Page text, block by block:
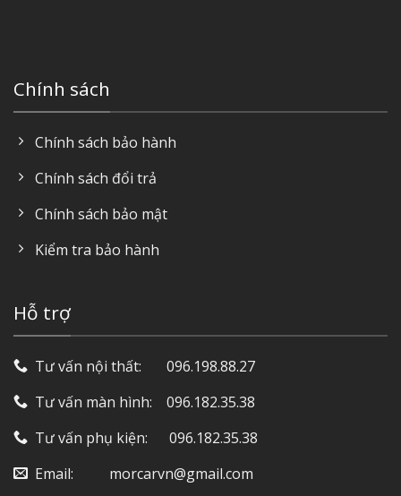
Chính sách
Chính sách bảo hành
Chính sách đổi trả
Chính sách bảo mật
Kiểm tra bảo hành
Hỗ trợ
Tư vấn nội thất: ‎ ‎ ‎ ‎ ‎ ‎ 096.198.88.27
Tư vấn màn hình: ‎ ‎ ‎ 096.182.35.38
Tư vấn phụ kiện: ‎ ‎ ‎ ‎‎ ‎ 096.182.35.38
Email: ‎ ‎ ‎ ‎ ‎ ‎ ‎ ‎ ‎ morcarvn@gmail.com